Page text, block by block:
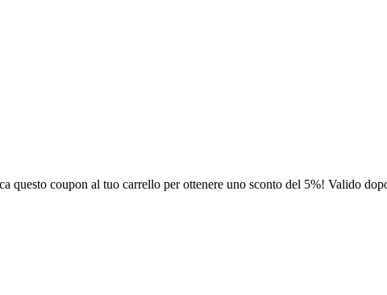
questo coupon al tuo carrello per ottenere uno sconto del 5%! Valido